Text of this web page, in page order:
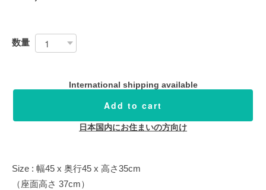
数量
International shipping available
Add to cart
日本国内にお住まいの方向け
Size : 幅45 x 奥行45 x 高さ35cm
（座面高さ 37cm）